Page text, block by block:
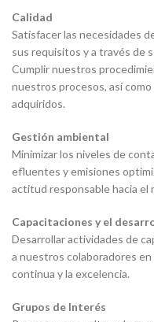
Calidad
Satisfacer las necesidades
sus requisitos y a través de
Cumplir nuestros
nuestros procesos, así
adquiridos.
Gestión ambiental
Minimizar los niveles de
efluentes y emisiones
actitud responsable hacia el
Capacitaciones y el
Desarrollar actividades de
a nuestros colaboradores
continua y la excelencia.
Grupos de Interés